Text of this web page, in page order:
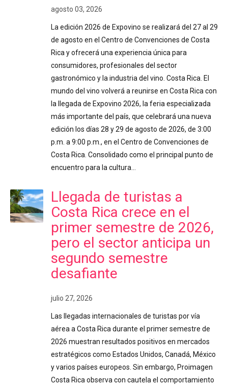
agosto 03, 2026
La edición 2026 de Expovino se realizará del 27 al 29
de agosto en el Centro de Convenciones de Costa
Rica y ofrecerá una experiencia única para
consumidores, profesionales del sector
gastronómico y la industria del vino. Costa Rica. El
mundo del vino volverá a reunirse en Costa Rica con
la llegada de Expovino 2026, la feria especializada
más importante del país, que celebrará una nueva
edición los días 28 y 29 de agosto de 2026, de 3:00
p.m. a 9:00 p.m., en el Centro de Convenciones de
Costa Rica. Consolidado como el principal punto de
encuentro para la cultura…
Llegada de turistas a
Costa Rica crece en el
primer semestre de 2026,
pero el sector anticipa un
segundo semestre
desafiante
julio 27, 2026
Las llegadas internacionales de turistas por vía
aérea a Costa Rica durante el primer semestre de
2026 muestran resultados positivos en mercados
estratégicos como Estados Unidos, Canadá, México
y varios países europeos. Sin embargo, Proimagen
Costa Rica observa con cautela el comportamiento